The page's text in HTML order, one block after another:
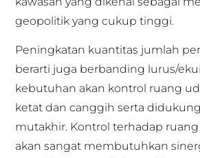
geopolitik yang cukup tinggi.
Peningkatan kuantitas jumlah
berarti juga berbanding lurus/
kebutuhan akan kontrol ruang
ketat dan canggih serta
mutakhir. Kontrol terhadap
akan sangat membutuhkan